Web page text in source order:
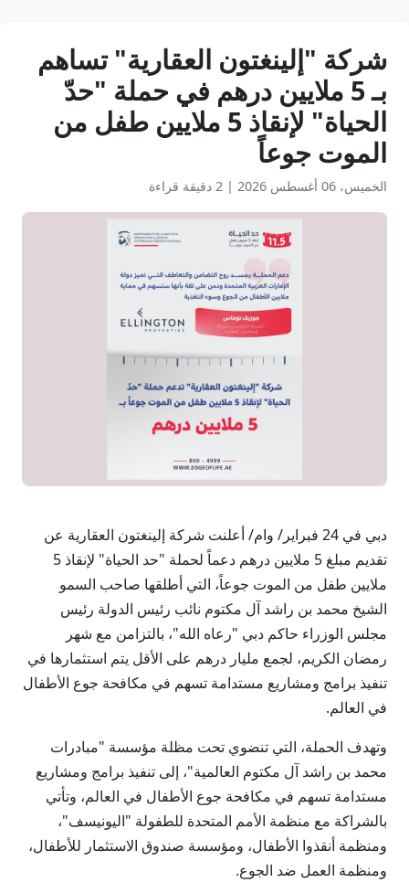
شركة "إلينغتون العقارية" تساهم
بـ 5 ملايين درهم في حملة "حدّ
الحياة" لإنقاذ 5 ملايين طفل من
الموت جوعاً
الخميس، 06 أغسطس 2026 | 2 دقيقة قراءة
دبي في 24 فبراير/ وام/ أعلنت شركة إلينغتون العقارية عن
تقديم مبلغ 5 ملايين درهم دعماً لحملة "حد الحياة" لإنقاذ 5
ملايين طفل من الموت جوعاً، التي أطلقها صاحب السمو
الشيخ محمد بن راشد آل مكتوم نائب رئيس الدولة رئيس
مجلس الوزراء حاكم دبي "رعاه الله"، بالتزامن مع شهر
رمضان الكريم، لجمع مليار درهم على الأقل يتم استثمارها في
تنفيذ برامج ومشاريع مستدامة تسهم في مكافحة جوع الأطفال
في العالم.
وتهدف الحملة، التي تنضوي تحت مظلة مؤسسة "مبادرات
محمد بن راشد آل مكتوم العالمية"، إلى تنفيذ برامج ومشاريع
مستدامة تسهم في مكافحة جوع الأطفال في العالم، وتأتي
بالشراكة مع منظمة الأمم المتحدة للطفولة "اليونيسف"،
ومنظمة أنقذوا الأطفال، ومؤسسة صندوق الاستثمار للأطفال،
ومنظمة العمل ضد الجوع.